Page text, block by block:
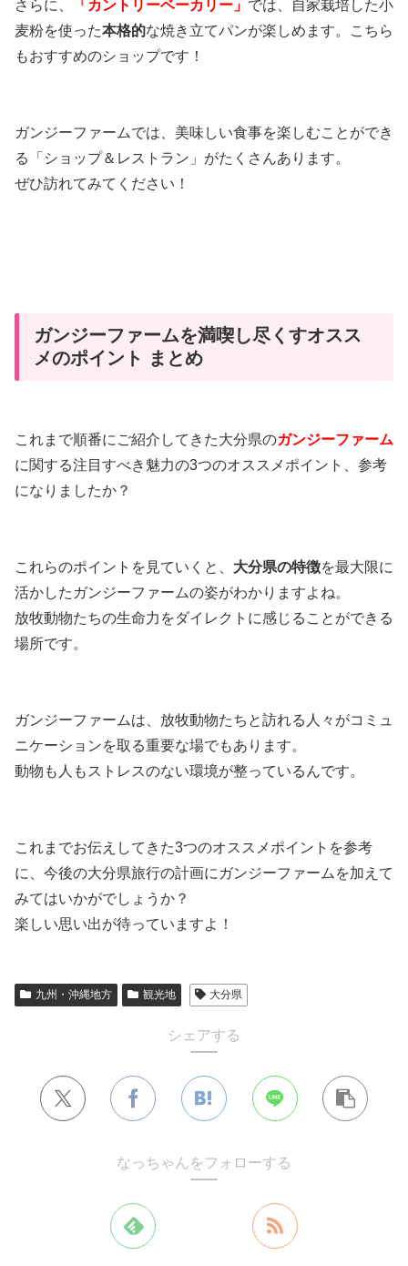
さらに、 「カントリーベーカリー」 では、自家栽培した小
麦粉を使った本格的な焼き立てパンが楽しめます。こちら
もおすすめのショップです！
ガンジーファームでは、美味しい食事を楽しむことができ
る「ショップ＆レストラン」がたくさんあります。
ぜひ訪れてみてください！
ガンジーファームを満喫し尽くすオスス
メのポイント まとめ
これまで順番にご紹介してきた大分県のガンジーファーム
に関する注目すべき魅力の3つのオススメポイント、参考
になりましたか？
これらのポイントを見ていくと、 大分県の特徴を最大限に
活かしたガンジーファームの姿がわかりますよね。
放牧動物たちの生命力をダイレクトに感じることができる
場所です。
ガンジーファームは、放牧動物たちと訪れる人々がコミュ
ニケーションを取る重要な場でもあります。
動物も人もストレスのない環境が整っているんです。
これまでお伝えしてきた3つのオススメポイントを参考
に、今後の大分県旅行の計画にガンジーファームを加えて
みてはいかがでしょうか？
楽しい思い出が待っていますよ！
九州・沖縄地方 観光地 大分県
シェアする
なっちゃんをフォローする